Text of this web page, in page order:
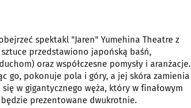
spektakl "Jaren" Yumehina Theatre z
przedstawiono japońską baśń,
oraz współczesne pomysły i aranżacje.
go, pokonuje pola i góry, a jej skóra zamienia
w gigantycznego węża, który w finałowym
prezentowane dwukrotnie.